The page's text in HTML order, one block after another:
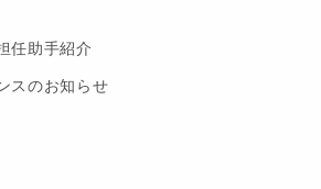
任助手紹介
スのお知らせ